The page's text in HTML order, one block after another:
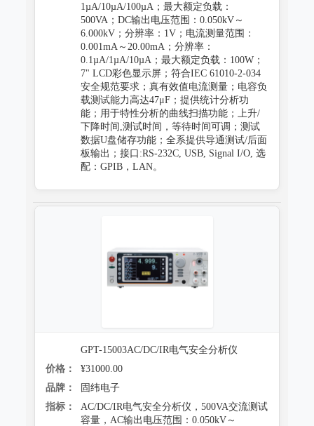
1µA/10µA/100µA；最大额定负载：
500VA；DC输出电压范围：0.050kV～
6.000kV；分辨率：1V；电流测量范围：
0.001mA～20.00mA；分辨率：
0.1µA/1µA/10µA；最大额定负载：100W；
7" LCD彩色显示屏；符合IEC 61010-2-034
安全规范要求；真有效值电流测量；电容负
载测试能力高达47μF；提供统计分析功
能；用于特性分析的曲线扫描功能；上升/
下降时间,测试时间，等待时间可调；测试
数据U盘储存功能；全系提供导通测试/后面
板输出；接口:RS-232C, USB, Signal I/O, 选
配：GPIB，LAN。
GPT-15003AC/DC/IR电气安全分析仪
价格：
¥31000.00
品牌：
固纬电子
指标：
AC/DC/IR电气安全分析仪，500VA交流测试
容量，AC输出电压范围：0.050kV～